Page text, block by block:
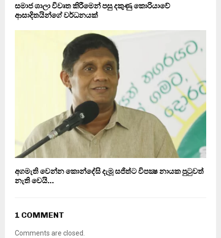
සමාජ ශාලා විවෘත කිරීමෙන් පසු දකුණු කොරියාවේ
ආසාදිතයින්ගේ වර්ධනයක්
අගමැති වෙන්න කොන්දේසි දැමූ සජිත්ට විපක්‍ෂ නායක පුටුවත්
නැති වෙයි…
1 COMMENT
Comments are closed.